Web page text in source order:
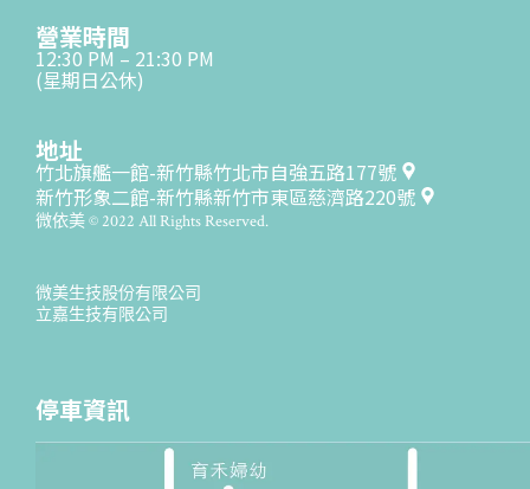
營業時間
12:30 PM – 21:30 PM
(星期日公休)
地址
竹北旗艦一館-新竹縣竹北市自強五路177號
新竹形象二館-新竹縣新竹市東區慈濟路220號
微依美 © 2022 All Rights Reserved.
微美生技股份有限公司
立嘉生技有限公司
停車資訊